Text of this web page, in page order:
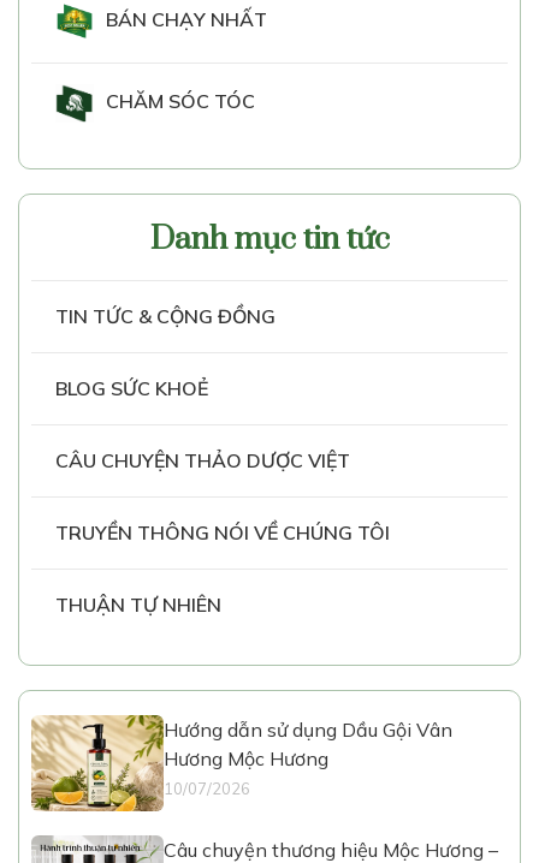
BÁN CHẠY NHẤT
CHĂM SÓC TÓC
Danh mục tin tức
TIN TỨC & CỘNG ĐỒNG
BLOG SỨC KHOẺ
CÂU CHUYỆN THẢO DƯỢC VIỆT
TRUYỀN THÔNG NÓI VỀ CHÚNG TÔI
THUẬN TỰ NHIÊN
Hướng dẫn sử dụng Dầu Gội Vân
Hương Mộc Hương
10/07/2026
Câu chuyện thương hiệu Mộc Hương –